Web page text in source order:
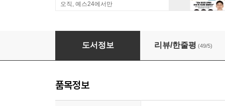
오직, 예스24에서만
티핑포인트
도서정보 리뷰/한줄평 (49/5)
품목정보